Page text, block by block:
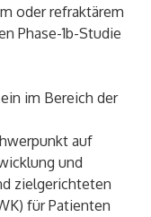
oder refraktärem
Phase-1b-Studie
im Bereich der
auf
und
zielgerichteten
für Patienten